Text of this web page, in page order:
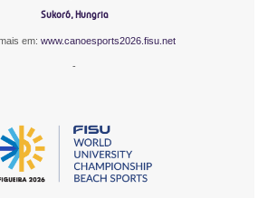
Sukoró, Hungria
em: www.canoesports2026.fisu.net
-